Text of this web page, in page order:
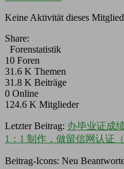
Keine Aktivität dieses
Share:
Forenstatistik
10 Foren
31.6 K Themen
31.8 K Beiträge
0 Online
124.6 K Mitglieder
Letzter Beitrag: 办毕业证成
1：1 制作，做留信网认证
Beitrag-Icons: Neu